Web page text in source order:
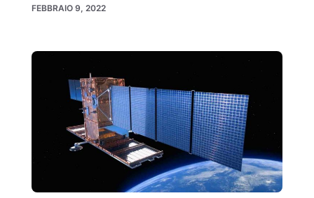
FEBBRAIO 9, 2022